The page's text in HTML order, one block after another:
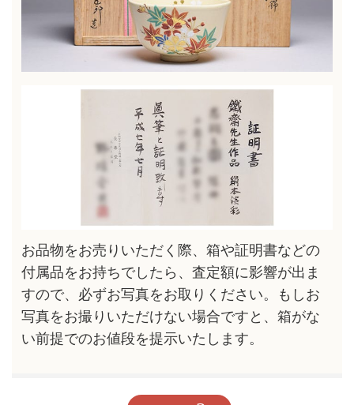
お品物をお売りいただく際、箱や証明書などの
付属品をお持ちでしたら、査定額に影響が出ま
すので、必ずお写真をお取りください。もしお
写真をお撮りいただけない場合ですと、箱がな
い前提でのお値段を提示いたします。